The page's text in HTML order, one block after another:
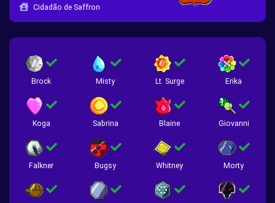
Cidadão de Saffron
Brock Misty Lt. Surge Erika
Koga Sabrina Blaine Giovanni
Falkner Bugsy Whitney Morty